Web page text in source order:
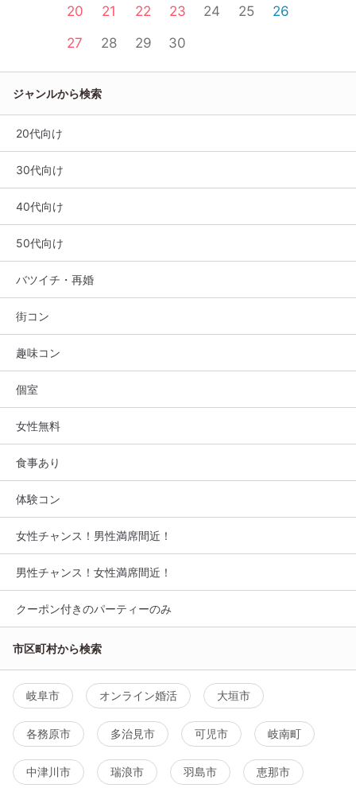
20
21 22 23 24 25
26
27
28 29 30
ジャンルから検索
20代向け
30代向け
40代向け
50代向け
バツイチ・再婚
街コン
趣味コン
個室
女性無料
食事あり
体験コン
女性チャンス！男性満席間近！
男性チャンス！女性満席間近！
クーポン付きのパーティーのみ
市区町村から検索
岐阜市 オンライン婚活 大垣市
各務原市 多治見市 可児市 岐南町
中津川市 瑞浪市 羽島市 恵那市